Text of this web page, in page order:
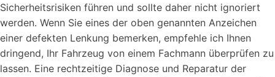
Sicherheitsrisiken führen und sollte daher nicht ignoriert
werden. Wenn Sie eines der oben genannten Anzeichen
einer defekten Lenkung bemerken, empfehle ich Ihnen
dringend, Ihr Fahrzeug von einem Fachmann überprüfen zu
lassen. Eine rechtzeitige Diagnose und Reparatur der